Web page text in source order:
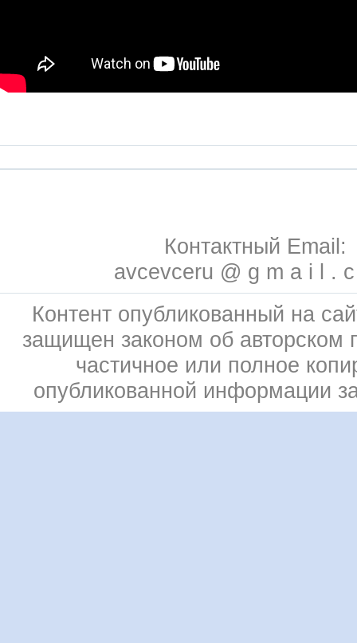
Контактный Email:
avcevceru @ g m a i l .
Контент опубликованный на
защищен законом об авторском
частичное или полное
опубликованной информации